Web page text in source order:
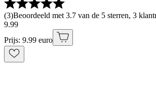
(3)Beoordeeld met 3.7 van de 5 sterren, 3
9.99
Prijs: 9.99 euro